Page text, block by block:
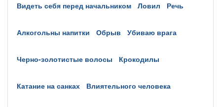
видеть себя перед начальником ловил речь
алкогольны напитки обрыв убиваю врага
черно-золотистые волосы крокодилы
катание на санках влиятельного человека